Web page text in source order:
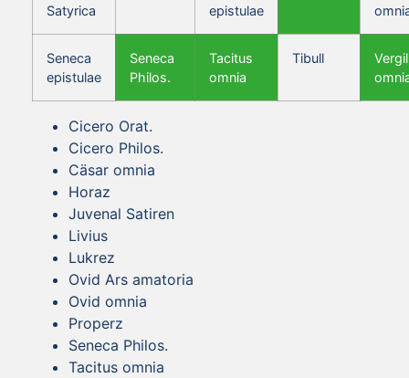
Satyrica
epistulae
Seneca
epistulae
Seneca
Philos.
Tacitus
omnia
Tibull
Vergil
Cicero Orat.
Cicero Philos.
Cäsar omnia
Horaz
Juvenal Satiren
Livius
Lukrez
Ovid Ars amatoria
Ovid omnia
Properz
Seneca Philos.
Tacitus omnia